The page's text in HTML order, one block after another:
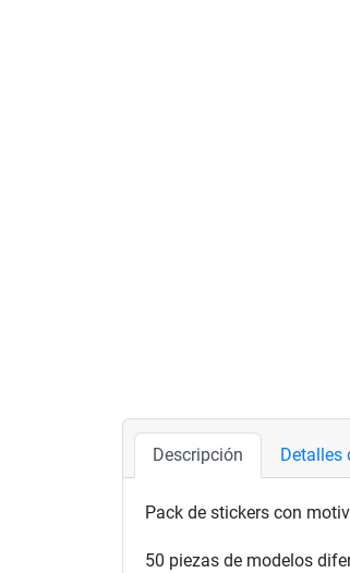
Descripción Detalles
Pack de stickers con
50 piezas de modelos